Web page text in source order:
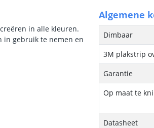
in alle kleuren.
in gebruik te nemen en
Algemene
Dimbaar
3M plakstrip
Garantie
Op maat te
Datasheet